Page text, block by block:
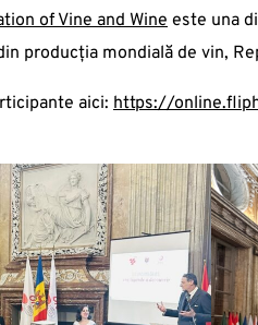
of Vine and Wine este una
producția mondială de vin,
aici: https://